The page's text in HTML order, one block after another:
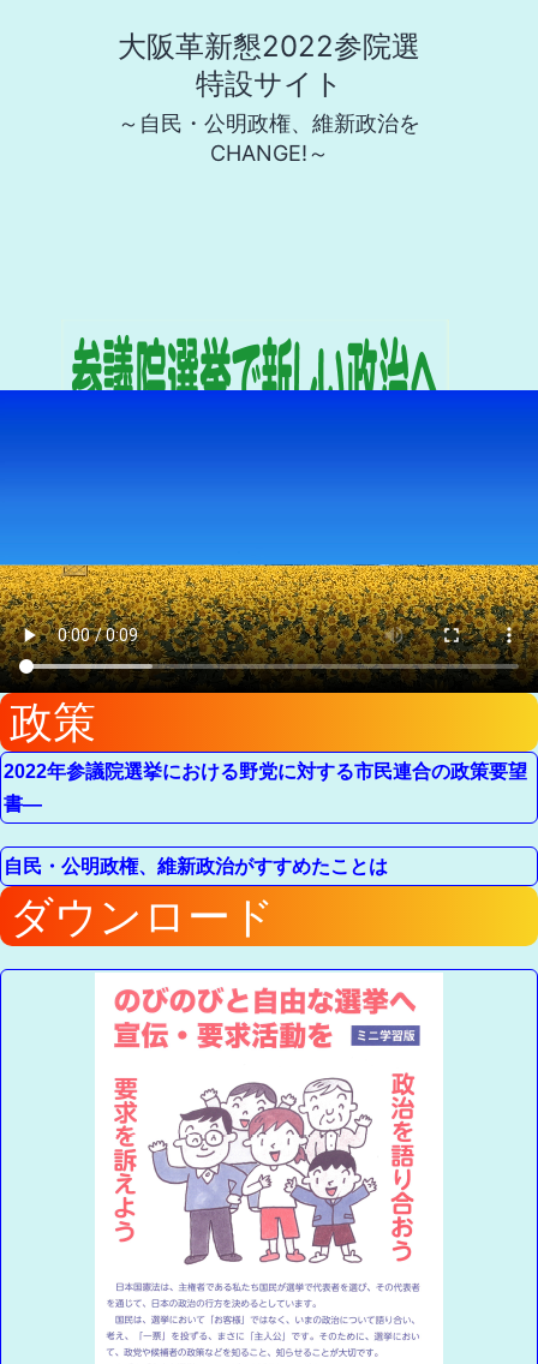
プ
大阪革新懇2022参院選
特設サイト
～自民・公明政権、維新政治を
CHANGE!～
政策
2022年参議院選挙における野党に対する市民連合の政策要望
書―
自民・公明政権、維新政治がすすめたことは
ダウンロード